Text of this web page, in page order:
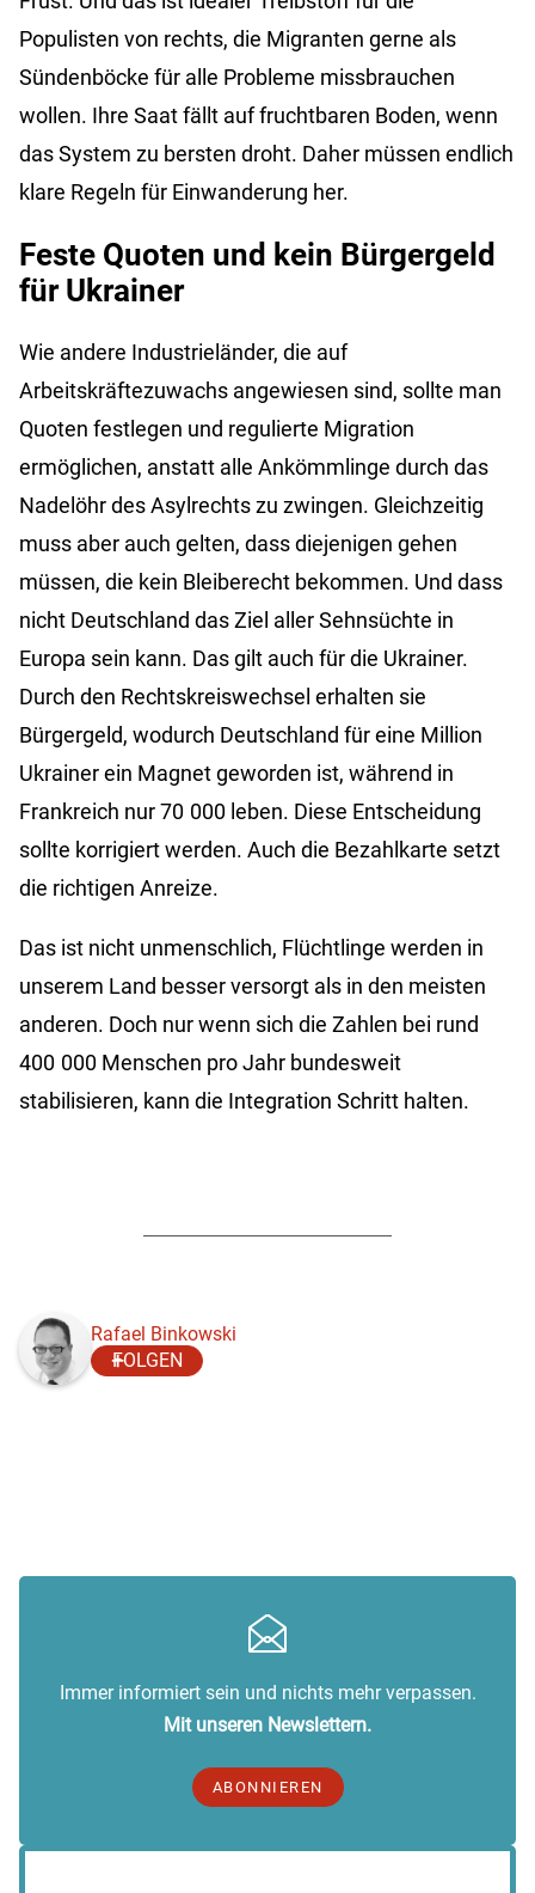
Populisten von rechts, die Migranten gerne als
Sündenböcke für alle Probleme missbrauchen
wollen. Ihre Saat fällt auf fruchtbaren Boden, wenn
das System zu bersten droht. Daher müssen endlich
klare Regeln für Einwanderung her.
Feste Quoten und kein Bürgergeld
für Ukrainer
Wie andere Industrieländer, die auf
Arbeitskräftezuwachs angewiesen sind, sollte man
Quoten festlegen und regulierte Migration
ermöglichen, anstatt alle Ankömmlinge durch das
Nadelöhr des Asylrechts zu zwingen. Gleichzeitig
muss aber auch gelten, dass diejenigen gehen
müssen, die kein Bleiberecht bekommen. Und dass
nicht Deutschland das Ziel aller Sehnsüchte in
Europa sein kann. Das gilt auch für die Ukrainer.
Durch den Rechtskreiswechsel erhalten sie
Bürgergeld, wodurch Deutschland für eine Million
Ukrainer ein Magnet geworden ist, während in
Frankreich nur 70 000 leben. Diese Entscheidung
sollte korrigiert werden. Auch die Bezahlkarte setzt
die richtigen Anreize.
Das ist nicht unmenschlich, Flüchtlinge werden in
unserem Land besser versorgt als in den meisten
anderen. Doch nur wenn sich die Zahlen bei rund
400 000 Menschen pro Jahr bundesweit
stabilisieren, kann die Integration Schritt halten.
Rafael Binkowski
FOLGEN
Immer informiert sein und nichts mehr verpassen.
Mit unseren Newslettern.
ABONNIEREN